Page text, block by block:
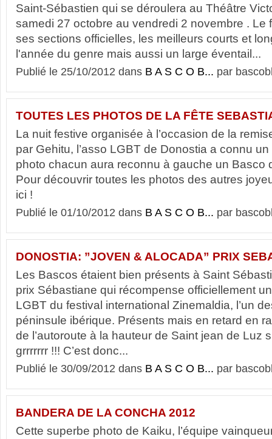
Saint-Sébastien qui se déroulera au Théâtre
samedi 27 octobre au vendredi 2 novembre .
ses sections officielles, les meilleurs courts et
l'année du genre mais aussi un large éventail...
Publié le 25/10/2012 dans B A S C O B... par
TOUTES LES PHOTOS DE LA FÊTE
La nuit festive organisée à l’occasion de la
par Gehitu, l’asso LGBT de Donostia a connu
photo chacun aura reconnu à gauche un Basco
Pour découvrir toutes les photos des autres
ici !
Publié le 01/10/2012 dans B A S C O B... par
DONOSTIA: ”JOVEN & ALOCADA” PRIX
Les Bascos étaient bien présents à Saint
prix Sébastiane qui récompense officiellement
LGBT du festival international Zinemaldia, l’un
péninsule ibérique. Présents mais en retard en
de l’autoroute à la hauteur de Saint jean de Luz
grrrrrrr !!! C’est donc...
Publié le 30/09/2012 dans B A S C O B... par
BANDERA DE LA CONCHA 2012
Cette superbe photo de Kaiku, l’équipe